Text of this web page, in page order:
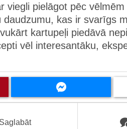
pielāgot pēc
kas ir svarīgs
kartupeļi piedāvā
vēl interesantāku,
Saglabāt